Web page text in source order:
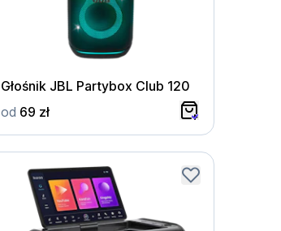
Głośnik JBL Partybox Club 120
od 69 zł